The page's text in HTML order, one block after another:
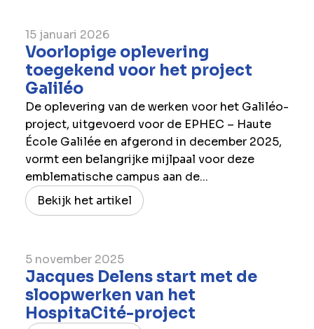
15 januari 2026
Voorlopige oplevering
toegekend voor het project
Galiléo
De oplevering van de werken voor het Galiléo-
project, uitgevoerd voor de EPHEC – Haute
École Galilée en afgerond in december 2025,
vormt een belangrijke mijlpaal voor deze
emblematische campus aan de...
Bekijk het artikel
5 november 2025
Jacques Delens start met de
sloopwerken van het
HospitaCité-project